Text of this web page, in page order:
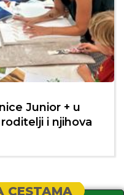
Junior + u
i njihova
CESTAMA